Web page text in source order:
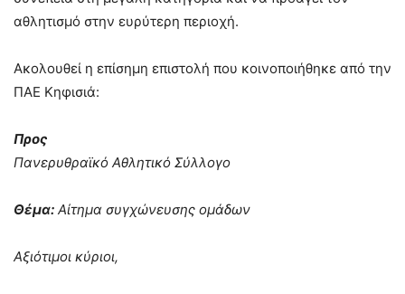
αθλητισμό στην ευρύτερη περιοχή.
Ακολουθεί η επίσημη επιστολή που κοινοποιήθηκε από την
ΠΑΕ Κηφισιά:
Προς
Πανερυθραϊκό Αθλητικό Σύλλογο
Θέμα: Αίτημα συγχώνευσης ομάδων
Αξιότιμοι κύριοι,